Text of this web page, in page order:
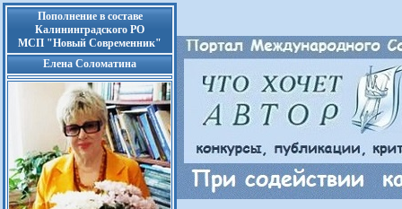
Пополнение в составе
Калининградского РО
МСП "Новый Современник"
Елена Соломатина